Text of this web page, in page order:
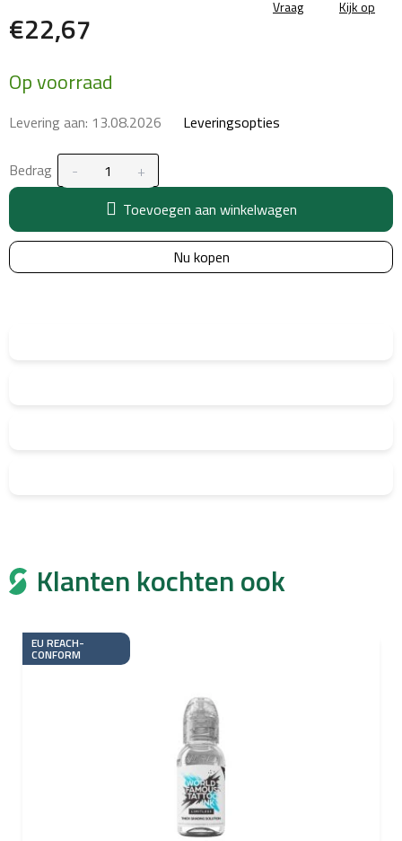
€22,67
prijs:
Op voorraad
Levering aan: 13.08.2026 Leveringsopties
Bedrag
Toevoegen aan winkelwagen
Nu kopen
Vraag Kijk op
Klanten kochten ook
EU REACH-
CONFORM